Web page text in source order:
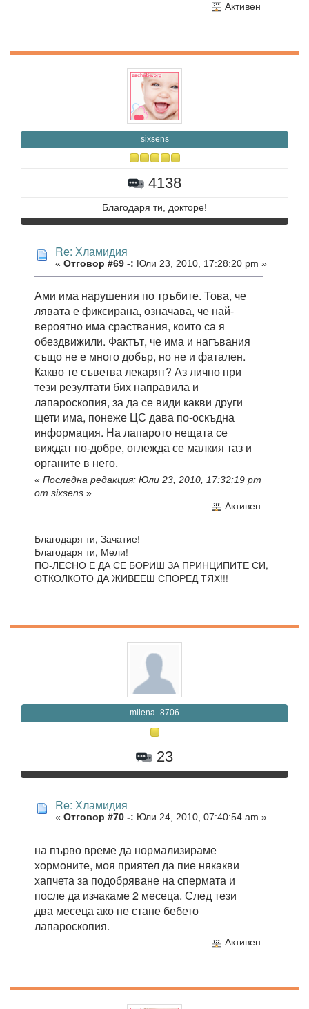
Активен
sixsens
4138
Благодаря ти, докторе!
Re: Хламидия
« Отговор #69 -: Юли 23, 2010, 17:28:20 pm »
Ами има нарушения по тръбите. Това, че
лявата е фиксирана, означава, че най-
вероятно има сраствания, които са я
обездвижили. Фактът, че има и нагъвания
също не е много добър, но не и фатален.
Какво те съветва лекарят? Аз лично при
тези резултати бих направила и
лапароскопия, за да се види какви други
щети има, понеже ЦС дава по-оскъдна
информация. На лапарото нещата се
виждат по-добре, оглежда се малкия таз и
органите в него.
« Последна редакция: Юли 23, 2010, 17:32:19 pm
от sixsens »
Активен
Благодаря ти, Зачатие!
Благодаря ти, Мели!
ПО-ЛЕСНО Е ДА СЕ БОРИШ ЗА ПРИНЦИПИТЕ СИ,
ОТКОЛКОТО ДА ЖИВЕЕШ СПОРЕД ТЯХ!!!
milena_8706
23
Re: Хламидия
« Отговор #70 -: Юли 24, 2010, 07:40:54 am »
на първо време да нормализираме
хормоните, моя приятел да пие някакви
хапчета за подобряване на спермата и
после да изчакаме 2 месеца. След тези
два месеца ако не стане бебето
лапароскопия.
Активен